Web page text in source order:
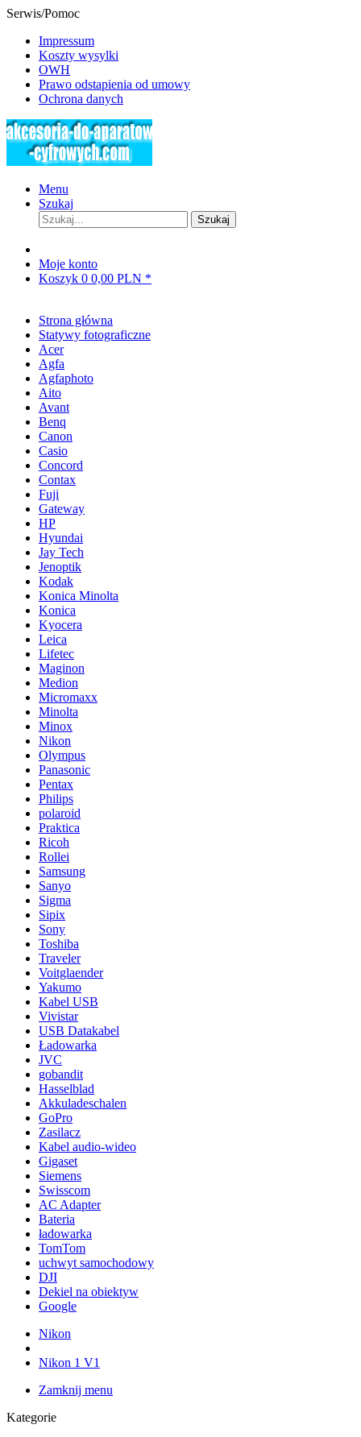
Serwis/Pomoc
Impressum
Koszty wysylki
OWH
Prawo odstapienia od umowy
Ochrona danych
Menu
Szukaj
Szukaj
Moje konto
Koszyk 0 0,00 PLN *
Strona główna
Statywy fotograficzne
Acer
Agfa
Agfaphoto
Aito
Avant
Benq
Canon
Casio
Concord
Contax
Fuji
Gateway
HP
Hyundai
Jay Tech
Jenoptik
Kodak
Konica Minolta
Konica
Kyocera
Leica
Lifetec
Maginon
Medion
Micromaxx
Minolta
Minox
Nikon
Olympus
Panasonic
Pentax
Philips
polaroid
Praktica
Ricoh
Rollei
Samsung
Sanyo
Sigma
Sipix
Sony
Toshiba
Traveler
Voitglaender
Yakumo
Kabel USB
Vivistar
USB Datakabel
Ładowarka
JVC
gobandit
Hasselblad
Akkuladeschalen
GoPro
Zasilacz
Kabel audio-wideo
Gigaset
Siemens
Swisscom
AC Adapter
Bateria
ładowarka
TomTom
uchwyt samochodowy
DJI
Dekiel na obiektyw
Google
Nikon
Nikon 1 V1
Zamknij menu
Kategorie